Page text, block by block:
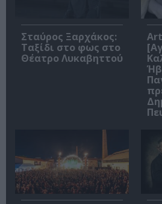
Σταύρος Ξαρχάκος:
Ταξίδι στο φως στο
Θέατρο Λυκαβηττού